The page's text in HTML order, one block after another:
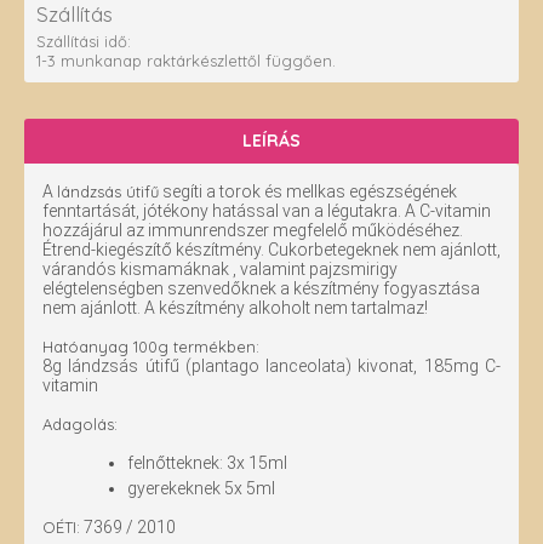
Szállítás
Szállítási idő:
1-3 munkanap raktárkészlettől függően.
LEÍRÁS
A lándzsás útifű segíti a torok és mellkas egészségének
fenntartását, jótékony hatással van a légutakra. A C-vitamin
hozzájárul az immunrendszer megfelelő működéséhez.
Étrend-kiegészítő készítmény. Cukorbetegeknek nem ajánlott,
várandós kismamáknak , valamint pajzsmirigy
elégtelenségben szenvedőknek a készítmény fogyasztása
nem ajánlott. A készítmény alkoholt nem tartalmaz!
Hatóanyag 100g termékben:
8g lándzsás útifű (plantago lanceolata) kivonat, 185mg C-
vitamin
Adagolás:
felnőtteknek: 3x 15ml
gyerekeknek 5x 5ml
OÉTI: 7369 / 2010